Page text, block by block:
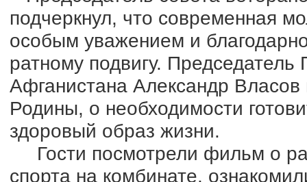
подчеркнул, что современная
особым уважением и
ратному подвигу.
Афганистана Александр
Родины, о необходимости
здоровый образ жизни.
Гости посмотрели фильм о
спорта на комбинате,